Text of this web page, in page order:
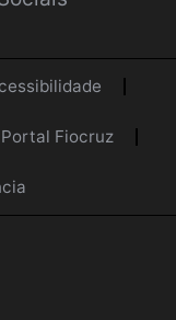
Portal Fiocruz